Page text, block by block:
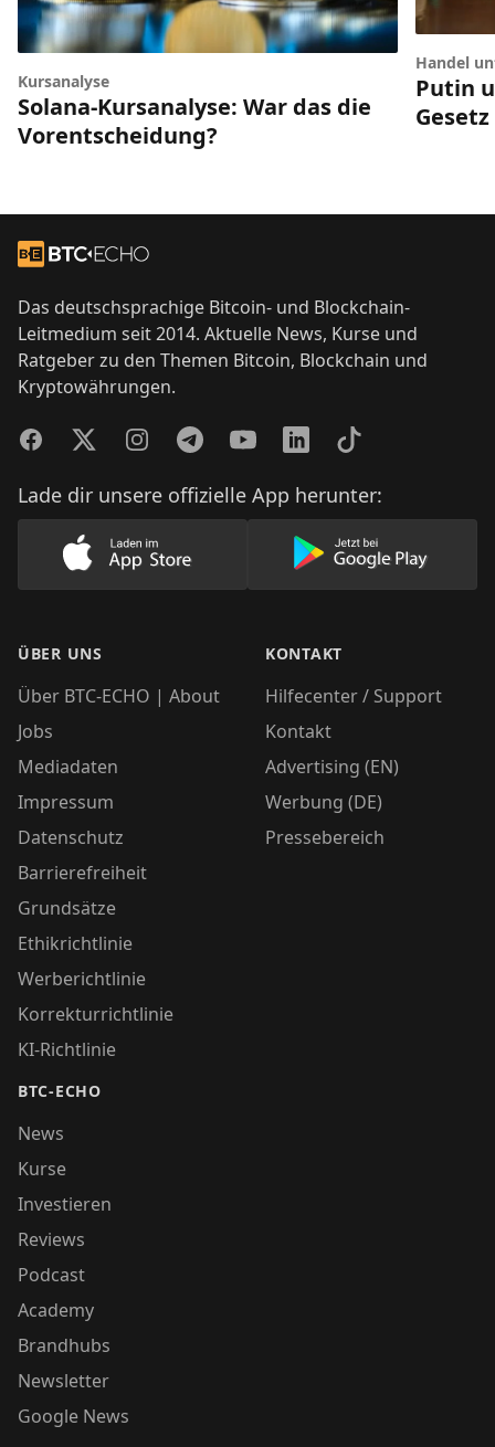
Kursanalyse
Solana-Kursanalyse: War das die
Vorentscheidung?
Handel
Putin
Zur Startseite
Das deutschsprachige Bitcoin- und Blockchain-
Leitmedium seit 2014. Aktuelle News, Kurse und
Ratgeber zu den Themen Bitcoin, Blockchain und
Kryptowährungen.
FacebookTwitterInstagramTelegramYouTubeLinkedInTikTok
Lade dir unsere offizielle App herunter:
Lade unsere App im AppStore herunter
Lade unsere
ÜBER UNS
Über BTC-ECHO | About
Jobs
Mediadaten
Impressum
Datenschutz
Barrierefreiheit
Grundsätze
Ethikrichtlinie
Werberichtlinie
Korrekturrichtlinie
KI-Richtlinie
BTC-ECHO
News
Kurse
Investieren
Reviews
Podcast
Academy
Brandhubs
Newsletter
Google News
KONTAKT
Hilfecenter / Support
Kontakt
Advertising (EN)
Werbung (DE)
Pressebereich